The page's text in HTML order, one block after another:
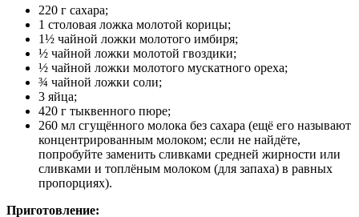
220 г сахара;
1 столовая ложка молотой корицы;
1½ чайной ложки молотого имбиря;
½ чайной ложки молотой гвоздики;
½ чайной ложки молотого мускатного ореха;
¾ чайной ложки соли;
3 яйца;
420 г тыквенного пюре;
260 мл сгущённого молока без сахара (ещё его называют
концентрированным молоком; если не найдёте,
попробуйте заменить сливками средней жирности или
сливками и топлёным молоком (для запаха) в равных
пропорциях).
Приготовление: